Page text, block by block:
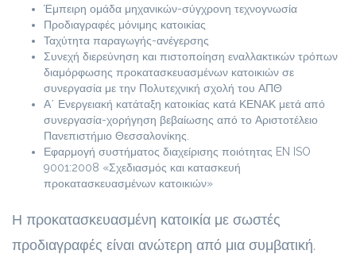
Έμπειρη ομάδα μηχανικών-σύγχρονη τεχνογνωσία
Προδιαγραφές μόνιμης κατοικίας
Ταχύτητα παραγωγής-ανέγερσης
Συνεχή διερεύνηση και πιστοποίηση εναλλακτικών τρόπων
διαμόρφωσης προκατασκευασμένων κατοικιών σε
συνεργασία με την Πολυτεχνική σχολή του ΑΠΘ
Α΄ Ενεργειακή κατάταξη κατοικίας κατά ΚΕΝΑΚ μετά από
συνεργασία-χορήγηση βεβαίωσης από το Αριστοτέλειο
Πανεπιστήμιο Θεσσαλονίκης.
Εφαρμογή συστήματος διαχείρισης ποιότητας EN ISO
9001:2008 «Σχεδιασμός και κατασκευή
προκατασκευασμένων κατοικιών»
Η προκατασκευασμένη κατοικία με σωστές
προδιαγραφές είναι ανώτερη από μια συμβατική.